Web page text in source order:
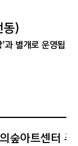
동)
과 별개로 운영됩
숲아트센터